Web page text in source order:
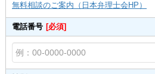
無料相談のご案内（日本弁理士会HP）
電話番号 [必須]